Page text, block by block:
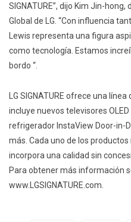
SIGNATURE”, dijo Kim Jin-
Global de LG. “Con influencia
Lewis representa una figura
como tecnología. Estamos
bordo “.
LG SIGNATURE ofrece una
incluye nuevos televisores
refrigerador InstaView Door-in-
más. Cada uno de los
incorpora una calidad sin
Para obtener más información
www.LGSIGNATURE.com.